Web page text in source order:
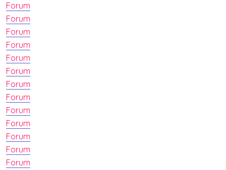
Forum
Forum
Forum
Forum
Forum
Forum
Forum
Forum
Forum
Forum
Forum
Forum
Forum